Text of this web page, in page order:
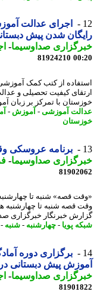
اجرای عدالت آموزشی
شدن پیش دبستانی
صداوسیما-
81924210
از کتب کمک آموزشی
کیفیت تحصیلی و عدالت
با تمرکز بر زبان
آموزشی -آموزش-
برنامه عروسکی وقت
صداوسیما-
خبرنگار خبرگزاری صدا و
پویا-چهارشنبه-شنبه-
برگزاری دوره آمادگی
پیش دبستانی در
صداوسیما-